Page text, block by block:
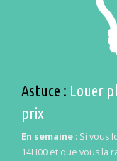
Astuce : Louer
prix
En semaine : Si vous
14H00 et que vous la